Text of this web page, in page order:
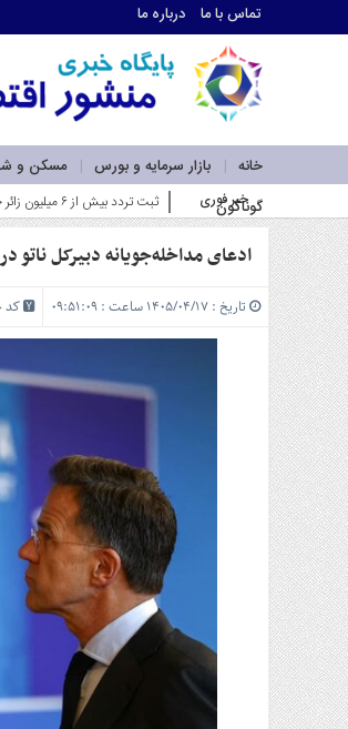
تماس با ما درباره ما
خانه بازار سرمایه و بورس مسکن و
گوناگون
ما
درباره
سرویس
ها
خانه
بازار
سرمایه
و
بورس
مسکن
و
شهری
نفت،
گاز
و
پتروشیمی
صنعت
و
خودرو
استارت
آپ
و
خبر فوری ضرورت با_
ادعای مداخله‌جویانه دبیرکل ناتو
تاریخ : ۱۴۰۵/۰۴/۱۷ ساعت : ۰۹:۵۱:۰۹ کد